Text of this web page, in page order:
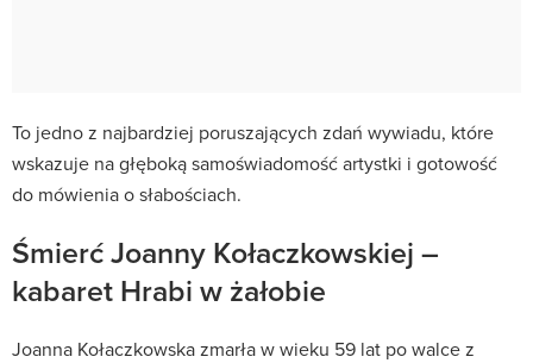
To jedno z najbardziej poruszających zdań wywiadu, które
wskazuje na głęboką samoświadomość artystki i gotowość
do mówienia o słabościach.
Śmierć Joanny Kołaczkowskiej –
kabaret Hrabi w żałobie
Joanna Kołaczkowska zmarła w wieku 59 lat po walce z